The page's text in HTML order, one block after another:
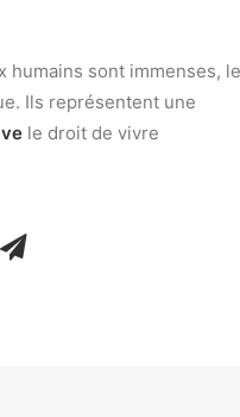
humains sont immenses,
Ils représentent une
le droit de vivre